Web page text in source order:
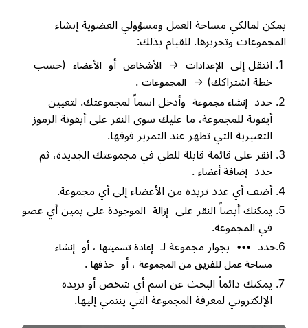
يمكن لمالكي مساحة العمل ومسؤولي العضوية إنشاء
المجموعات وتحريرها. للقيام بذلك:
انتقل إلى الإعدادات → الأشخاص أو الأعضاء
(حسب
خطة اشتراكك) →
المجموعات .
حدد
إنشاء مجموعة
وأدخل اسماً لمجموعتك. لتعيين
أيقونة للمجموعة، ما عليك سوى النقر على أيقونة الرموز
التعبيرية التي تظهر عند التمرير فوقها.
انقر على قائمة قابلة للطي في مجموعتك الجديدة، ثم
حدد
إضافة أعضاء .
أضف أي عدد تريده من الأعضاء إلى أي مجموعة.
يمكنك أيضاً النقر على إزالة
الموجودة على يمين أي عضو
في المجموعة.
حدد
••• بجوار مجموعة لـ إعادة تسميتها ، أو إنشاء
مساحة عمل للفريق من المجموعة ، أو حذفها .
يمكنك دائماً البحث عن اسم أي شخص أو بريده
الإلكتروني لمعرفة المجموعة التي ينتمي إليها.